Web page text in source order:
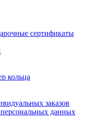
сертификаты
кольца
заказов
данных